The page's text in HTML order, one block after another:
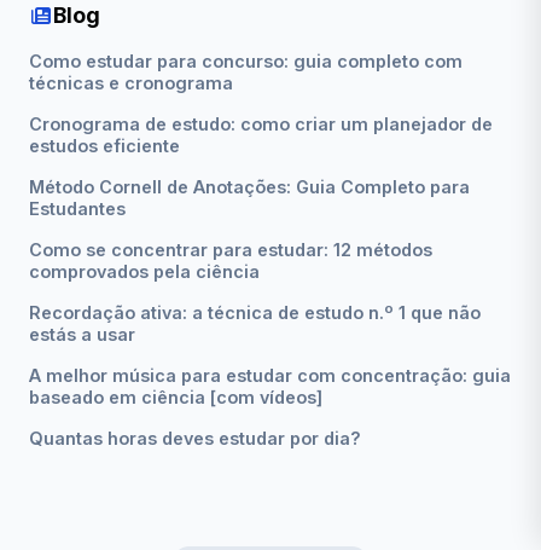
Blog
Como estudar para concurso: guia completo com
técnicas e cronograma
Cronograma de estudo: como criar um planejador de
estudos eficiente
Método Cornell de Anotações: Guia Completo para
Estudantes
Como se concentrar para estudar: 12 métodos
comprovados pela ciência
Recordação ativa: a técnica de estudo n.º 1 que não
estás a usar
A melhor música para estudar com concentração: guia
baseado em ciência [com vídeos]
Quantas horas deves estudar por dia?